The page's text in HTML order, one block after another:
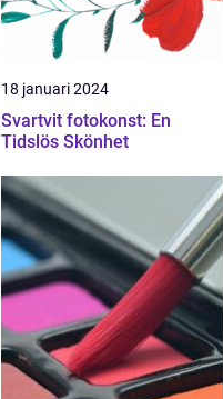
18 januari 2024
Svartvit fotokonst: En
Tidslös Skönhet